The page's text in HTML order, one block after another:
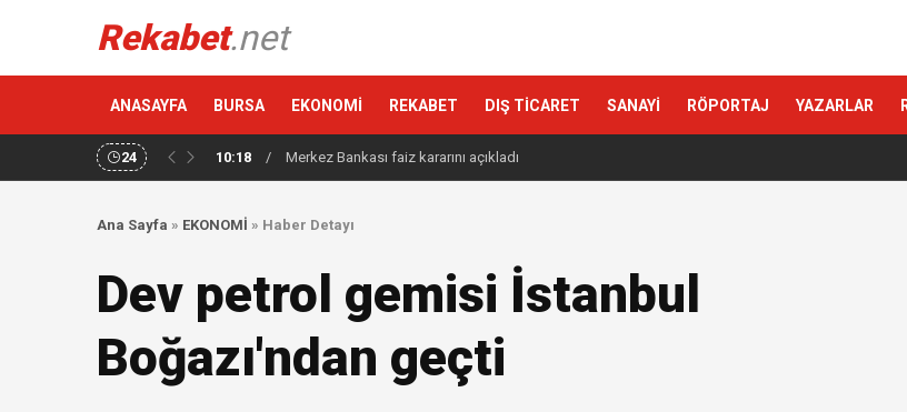
Rekabet.net
ANASAYFA BURSA EKONOMİ REKABET DIŞ TİCARET SANAYİ RÖPORTAJ YAZARLAR
24 10:18 / Merkez Bankası faiz kararını açıkladı
Ana Sayfa » EKONOMİ » Haber Detayı
Dev petrol gemisi İstanbul
Boğazı'ndan geçti